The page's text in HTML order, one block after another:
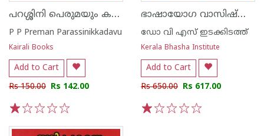
പറശ്ശിനി പെരുമയും കർഷ‌ക പ്രസ്ഥാനവും
P P Preman Parassinikkadavu
Kairali Books
Add to Cart
Rs 150.00 Rs 142.00
ഭാഷായോഗ വാസിഷ്ഠം വാല്യം 2 - ഗദ്യം- സംസ്‌കൃതമൂല
ഡോ വി എസ് ഇടക്കിടത്ത്
Kerala Bhasha Institute
Add to Cart
Rs 650.00 Rs 617.00